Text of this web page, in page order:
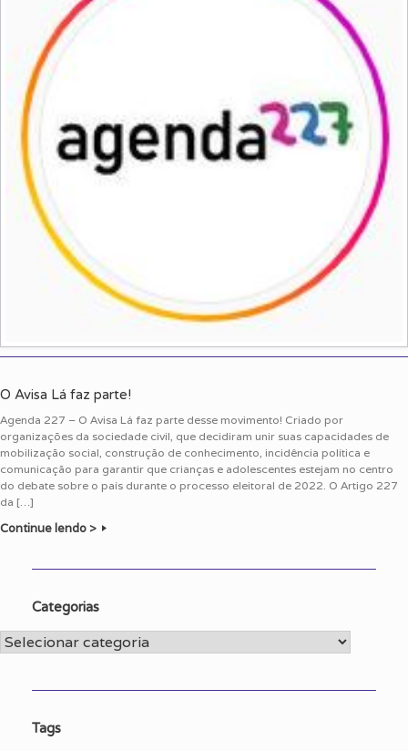
O Avisa Lá faz parte!
Agenda 227 – O Avisa Lá faz parte desse movimento! Criado por
organizações da sociedade civil, que decidiram unir suas capacidades de
mobilização social, construção de conhecimento, incidência política e
comunicação para garantir que crianças e adolescentes estejam no centro
do debate sobre o país durante o processo eleitoral de 2022. O Artigo 227
da […]
Continue lendo >
Categorias
Categorias
Tags